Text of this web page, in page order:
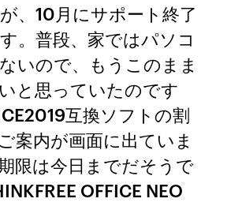
、10月にサポート終了
。普段、家ではパソコ
いので、もうこのまま
と思っていたのです
互換ソフトの割
案内が画面に出ていま
限は今日までだそうで
OFFICE NEO